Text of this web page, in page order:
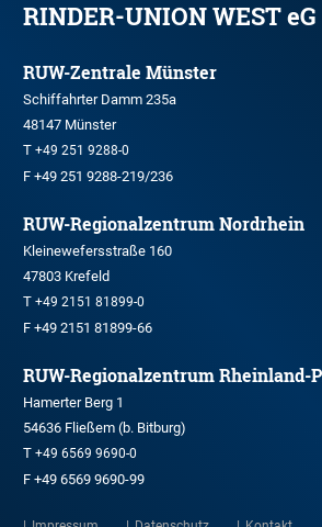
RINDER-UNION WEST eG
RUW-Zentrale Münster
Schiffahrter Damm 235a
48147 Münster
T +49 251 9288-0
F +49 251 9288-219/236
RUW-Regionalzentrum Nordrhein
Kleinewefersstraße 160
47803 Krefeld
T +49 2151 81899-0
F +49 2151 81899-66
RUW-Regionalzentrum Rheinland-
Hamerter Berg 1
54636 Fließem (b. Bitburg)
T +49 6569 9690-0
F +49 6569 9690-99